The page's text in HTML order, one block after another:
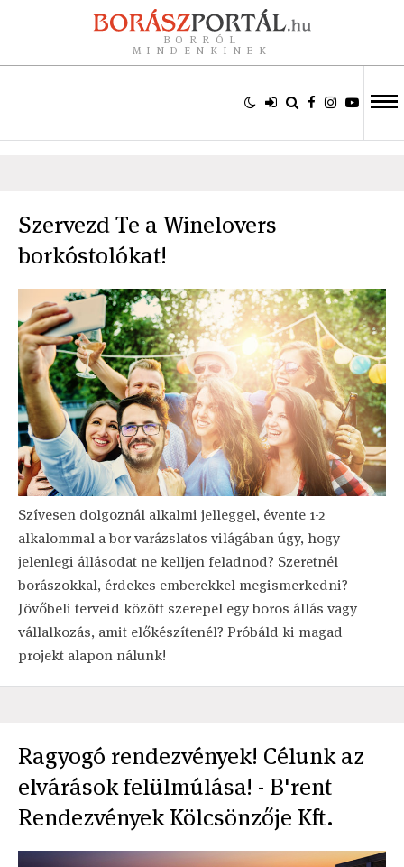
BORRÓL
MINDENKINEK
Szervezd Te a Winelovers
borkóstolókat!
Szívesen dolgoznál alkalmi jelleggel, évente 1-2
alkalommal a bor varázslatos világában úgy, hogy
jelenlegi állásodat ne kelljen feladnod? Szeretnél
borászokkal, érdekes emberekkel megismerkedni?
Jövőbeli terveid között szerepel egy boros állás vagy
vállalkozás, amit előkészítenél? Próbáld ki magad
projekt alapon nálunk!
Ragyogó rendezvények! Célunk az
elvárások felülmúlása! - B'rent
Rendezvények Kölcsönzője Kft.